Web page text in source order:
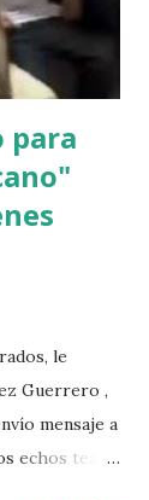
para
le
Guerrero ,
mensaje a
echos team"